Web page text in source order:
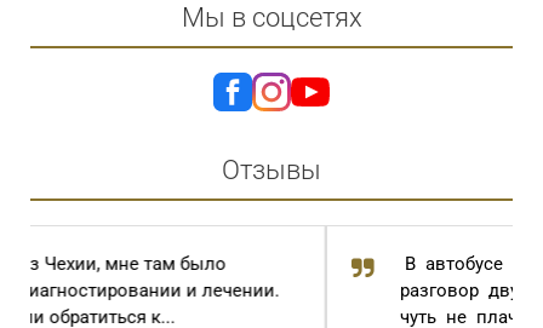
Мы в соцсетях
Отзывы
В автобусе случайно услышала
разговор двух пожилых женщин. Одна,
чуть не плача, говорила: « И...